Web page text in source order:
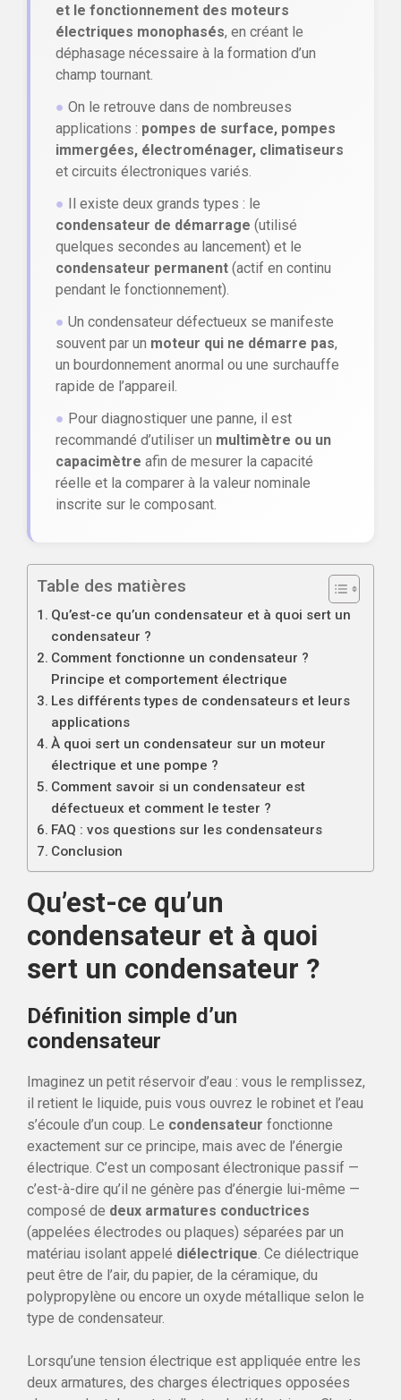
et le fonctionnement des moteurs
électriques monophasés, en créant le
déphasage nécessaire à la formation d’un
champ tournant.
● On le retrouve dans de nombreuses
applications : pompes de surface, pompes
immergées, électroménager, climatiseurs
et circuits électroniques variés.
●
Il existe deux grands types : le
condensateur de démarrage (utilisé
quelques secondes au lancement) et le
condensateur permanent (actif en continu
pendant le fonctionnement).
● Un condensateur défectueux se manifeste
souvent par un moteur qui ne démarre pas,
un bourdonnement anormal ou une surchauffe
rapide de l’appareil.
● Pour diagnostiquer une panne, il est
recommandé d’utiliser un multimètre ou un
capacimètre afin de mesurer la capacité
réelle et la comparer à la valeur nominale
inscrite sur le composant.
Table des matières
Qu’est-ce qu’un condensateur et à quoi sert un
condensateur ?
Comment fonctionne un condensateur ?
Principe et comportement électrique
Les différents types de condensateurs et leurs
applications
À quoi sert un condensateur sur un moteur
électrique et une pompe ?
Comment savoir si un condensateur est
défectueux et comment le tester ?
FAQ : vos questions sur les condensateurs
Conclusion
Qu’est-ce qu’un
condensateur et à quoi
sert un condensateur ?
Définition simple d’un
condensateur
Imaginez un petit réservoir d’eau : vous le remplissez,
il retient le liquide, puis vous ouvrez le robinet et l’eau
s’écoule d’un coup. Le condensateur fonctionne
exactement sur ce principe, mais avec de l’énergie
électrique. C’est un composant électronique passif —
c’est-à-dire qu’il ne génère pas d’énergie lui-même —
composé de deux armatures conductrices
(appelées électrodes ou plaques) séparées par un
matériau isolant appelé diélectrique. Ce diélectrique
peut être de l’air, du papier, de la céramique, du
polypropylène ou encore un oxyde métallique selon le
type de condensateur.
Lorsqu’une tension électrique est appliquée entre les
deux armatures, des charges électriques opposées